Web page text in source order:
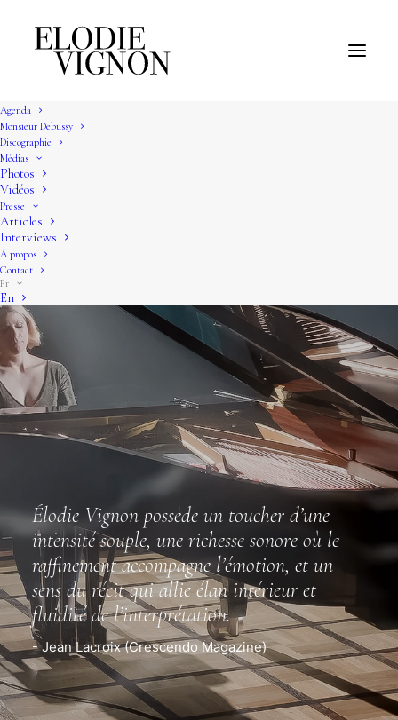
Agenda
Monsieur Debussy
Discographie
Médias
Photos
Vidéos
Presse
Articles
Interviews
À propos
Contact
Fr
En
Élodie Vignon possède un toucher d’une
intensité souple, une richesse sonore où le
raffinement accompagne l’émotion, et un
sens du récit qui allie élan intérieur et
fluidité de l’interprétation.
- Jean Lacroix (Crescendo Magazine)